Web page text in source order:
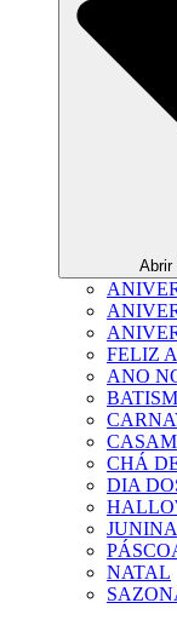
Abrir
FELIZ
ANO
CHÁ
DIA
JUNINA
NATAL